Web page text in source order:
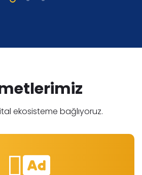
ekosisteme bağlıyoruz.